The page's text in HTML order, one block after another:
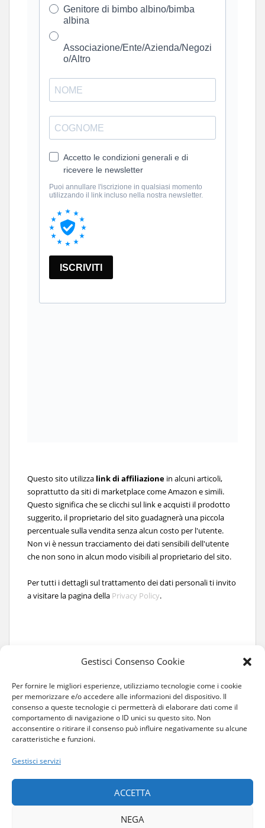
Gestisci Consenso Cookie
Per fornire le migliori esperienze, utilizziamo tecnologie come i cookie
per memorizzare e/o accedere alle informazioni del dispositivo. Il
consenso a queste tecnologie ci permetterà di elaborare dati come il
comportamento di navigazione o ID unici su questo sito. Non
acconsentire o ritirare il consenso può influire negativamente su alcune
caratteristiche e funzioni.
Gestisci servizi
ACCETTA
NEGA
Questo sito utilizza link di affiliazione in alcuni articoli,
soprattutto da siti di marketplace come Amazon e simili.
Questo significa che se clicchi sul link e acquisti il prodotto
suggerito, il proprietario del sito guadagnerà una piccola
percentuale sulla vendita senza alcun costo per l'utente.
Non vi è nessun tracciamento dei dati sensibili dell'utente
che non sono in alcun modo visibili al proprietario del sito.
Per tutti i dettagli sul trattamento dei dati personali ti invito
a visitare la pagina della Privacy Policy.
HOME CHI SONO COLLABORAZIONI CONTATTI
COS’È L’ALBINISMO